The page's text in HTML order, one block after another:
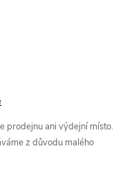
prodejnu ani výdejní místo.
z důvodu malého